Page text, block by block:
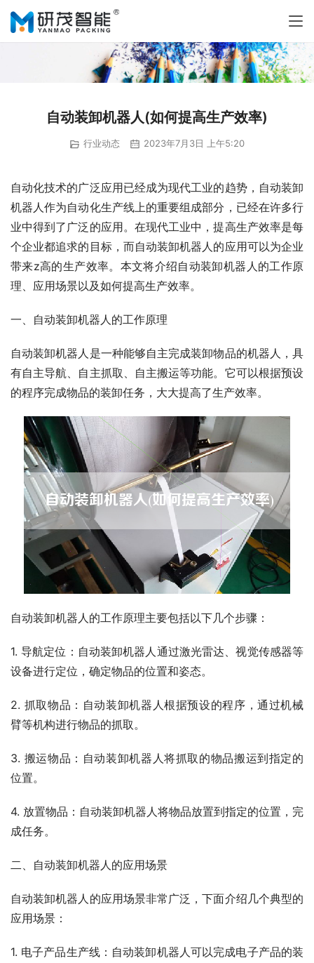
自动装卸机器人(如何提高生产效率)
行业动态 2023年7月3日 上午5:20
自动化技术的广泛应用已经成为现代工业的趋势，自动装卸
机器人作为自动化生产线上的重要组成部分，已经在许多行
业中得到了广泛的应用。在现代工业中，提高生产效率是每
个企业都追求的目标，而自动装卸机器人的应用可以为企业
带来z高的生产效率。本文将介绍自动装卸机器人的工作原
理、应用场景以及如何提高生产效率。
一、自动装卸机器人的工作原理
自动装卸机器人是一种能够自主完成装卸物品的机器人，具
有自主导航、自主抓取、自主搬运等功能。它可以根据预设
的程序完成物品的装卸任务，大大提高了生产效率。
自动装卸机器人的工作原理主要包括以下几个步骤：
1. 导航定位：自动装卸机器人通过激光雷达、视觉传感器等
设备进行定位，确定物品的位置和姿态。
2. 抓取物品：自动装卸机器人根据预设的程序，通过机械
臂等机构进行物品的抓取。
3. 搬运物品：自动装卸机器人将抓取的物品搬运到指定的
位置。
4. 放置物品：自动装卸机器人将物品放置到指定的位置，完
成任务。
二、自动装卸机器人的应用场景
自动装卸机器人的应用场景非常广泛，下面介绍几个典型的
应用场景：
1. 电子产品生产线：自动装卸机器人可以完成电子产品的装